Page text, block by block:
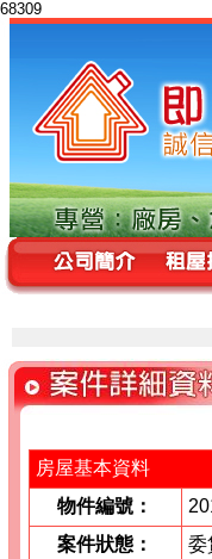
68309
房屋基本資料
物件編號：
案件狀態：
委